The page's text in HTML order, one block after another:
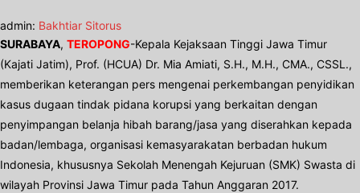
admin: Bakhtiar Sitorus
SURABAYA, TEROPONG-Kepala Kejaksaan Tinggi Jawa Timur
(Kajati Jatim), Prof. (HCUA) Dr. Mia Amiati, S.H., M.H., CMA., CSSL.,
memberikan keterangan pers mengenai perkembangan penyidikan
kasus dugaan tindak pidana korupsi yang berkaitan dengan
penyimpangan belanja hibah barang/jasa yang diserahkan kepada
badan/lembaga, organisasi kemasyarakatan berbadan hukum
Indonesia, khususnya Sekolah Menengah Kejuruan (SMK) Swasta di
wilayah Provinsi Jawa Timur pada Tahun Anggaran 2017.